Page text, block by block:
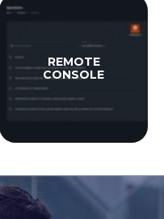
REMOTE
CONSOLE